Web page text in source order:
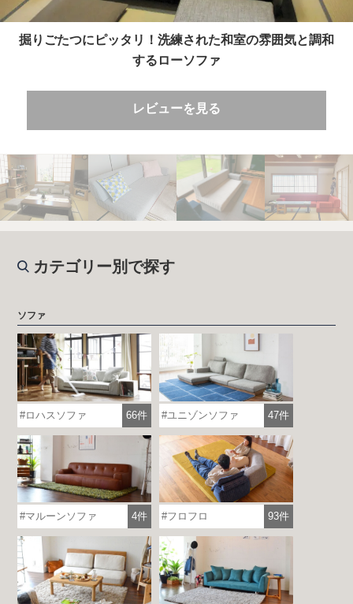
掘りごたつにピッタリ！洗練された和室の雰囲気と調和
するローソファ
レビューを見る
カテゴリー別で探す
ソファ
ロハスソファ 66件 ユニゾンソファ 47件
マルーンソファ 4件 フロフロ 93件